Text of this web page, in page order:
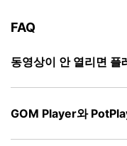
FAQ
동영상이 안 열리면 플
GOM Player와